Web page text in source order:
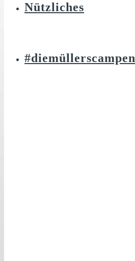
Nützliches
#diemüllerscampen